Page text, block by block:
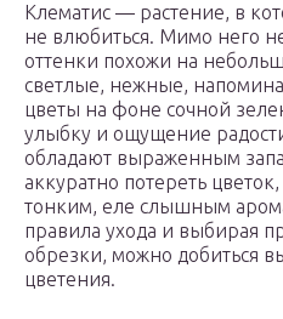
Клематис — растение, в
не влюбиться. Мимо него
оттенки похожи на
светлые, нежные,
цветы на фоне сочной
улыбку и ощущение
обладают выраженным
аккуратно потереть
тонким, еле слышным
правила ухода и выбирая
обрезки, можно добиться
цветения.